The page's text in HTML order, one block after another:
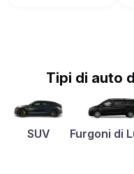
Tipi di auto
SUV Furgoni di